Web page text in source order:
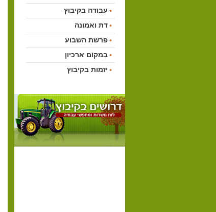
עבודה בקיבוץ
דת ואמונה
פרשת השבוע
בִמקוֹם ארכיון
יזמות בקיבוץ